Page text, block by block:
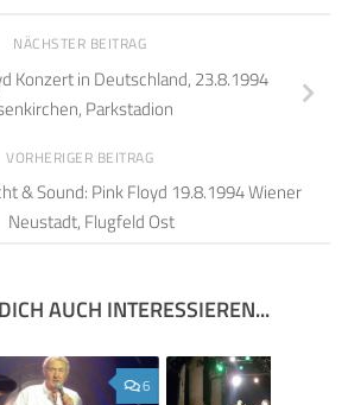
NÄCHSTER BEITRAG
Konzert in Deutschland, 23.8.1994
Parkstadion
VORHERIGER BEITRAG
& Sound: Pink Floyd 19.8.1994 Wiener
Neustadt, Flugfeld Ost
AUCH INTERESSIEREN...
6